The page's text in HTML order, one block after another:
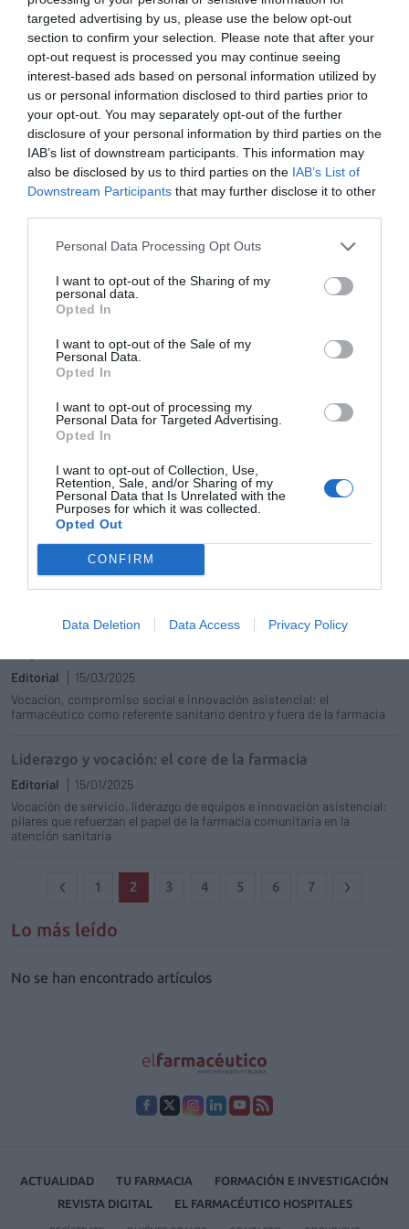
targeted advertising by us, please use the below opt-out
section to confirm your selection. Please note that after your
opt-out request is processed you may continue seeing
interest-based ads based on personal information utilized by
us or personal information disclosed to third parties prior to
your opt-out. You may separately opt-out of the further
disclosure of your personal information by third parties on the
IAB’s list of downstream participants. This information may
also be disclosed by us to third parties on the IAB’s List of
Downstream Participants that may further disclose it to other
Personal Data Processing Opt Outs
I want to opt-out of the Sharing of my
personal data.
Opted In
I want to opt-out of the Sale of my
Personal Data.
Opted In
I want to opt-out of processing my
Personal Data for Targeted Advertising.
Opted In
I want to opt-out of Collection, Use,
Retention, Sale, and/or Sharing of my
Personal Data that Is Unrelated with the
Purposes for which it was collected.
Opted Out
CONFIRM
Data Deletion Data Access Privacy Policy
Fotoprotección, consejo farmacéutico y nuevos retos asistenciales:
la farmacia refuerza su papel clave en prevención, educación sanitaria
y atención al paciente
El cribado para la detección precoz
del cáncer de pulmón: gran
desconocido
Noticias y novedades
11/07/2025
Presentación del Barómetro ESCAPE de
percepción social sobre el EStigma del
CAncer de Pulmón en España
"Es necesario involucrar más al
demostrar que las intervenciones
farmacéuticas tienen resultados en
FH al día
04/06/2025
Hablamos con Pablo Gimeno, número uno
¿Quién dijo miedo?
La inteligencia artificial irrumpe en la farmacia como aliada para
mejorar la atención farmacéutica, optimizar la gestión y reforzar el
cuidado personalizado de los pacientes
A nadie, ni al que todo lo tiene, le
pasan los años sin daño
Noticias y novedades 28/03/2025
Editorial
15/03/2025
Vocación, compromiso social e innovación asistencial: el
farmacéutico como referente sanitario dentro y fuera de la farmacia
Liderazgo y vocación: el core de la farmacia
Editorial
15/01/2025
Vocación de servicio, liderazgo de equipos e innovación asistencial:
pilares que refuerzan el papel de la farmacia comunitaria en la
atención sanitaria
1 2 3 4 5 6 7
Lo más leído
No se han encontrado artículos
ACTUALIDAD TU FARMACIA
FORMACIÓN E INVESTIGACIÓN
REVISTA DIGITAL
EL FARMACÉUTICO HOSPITALES